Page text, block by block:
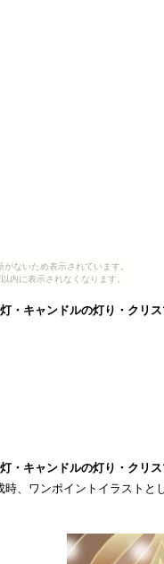
ないため表示されています。
内に表示されなくなります。
・キャンドルの灯り・クリス
・キャンドルの灯り・クリス
、ワンポイントイラストと